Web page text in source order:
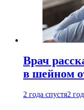
Врач
в шейном
2 года спустя2